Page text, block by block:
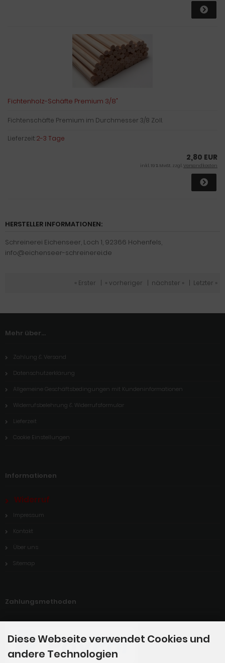
Fichtenholz-Schäfte Premium 3/8"
Fichtenschäfte Premium im Durchmesser 3/8 Zoll.
Lieferzeit:2-3 Tage
2,80 EUR
inkl. 19 % MwSt. zzgl.Versandkosten
HERSTELLER INFORMATIONEN:
Schreinerei Eichenseer, Loch 1, 92366 Hohenfels,
info@eichenseer-schreinerei.de
« Erster « vorheriger nächster » Letzter »
Mehr über...
Zahlung & Versand
Datenschutzerklärung
Allgemeine Geschäftsbedingungen mit Kundeninformationen
Widerrufsbelehrung & Widerrufsformular
Lieferzeit
Cookie Einstellungen
Informationen
Widerruf
Impressum
Kontakt
Über uns
Sitemap
Zahlungsmethoden
Diese Webseite verwendet Cookies und
andere Technologien